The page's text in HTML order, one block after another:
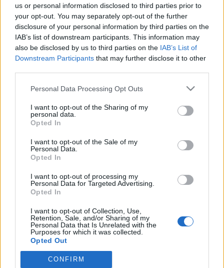
us or personal information disclosed to third parties prior to
your opt-out. You may separately opt-out of the further
disclosure of your personal information by third parties on the
IAB’s list of downstream participants. This information may
also be disclosed by us to third parties on the IAB’s List of
Downstream Participants that may further disclose it to other
Please note that this website/app uses one or more Google
not limited to your visit or usage behaviour. You may click to
grant or deny consent to Google and its third-party tags to
use your data for below specified purposes in below Google
consent section.
Personal Data Processing Opt Outs
I want to opt-out of the Sharing of my
personal data.
Opted In
I want to opt-out of the Sale of my
Personal Data.
Opted In
I want to opt-out of processing my
Personal Data for Targeted Advertising.
Opted In
I want to opt-out of Collection, Use,
Retention, Sale, and/or Sharing of my
Personal Data that Is Unrelated with the
Purposes for which it was collected.
Opted Out
Google consents
CONFIRM
Németh Miklós lehet az MJSZ elnöke
F. Kapus•2010. június 05.
A Studniczky Ferenc távozásával megüresedő elnöki
posztra egy jelölt van, tájékoztatta blogunkat az
MJSZ jelölőbizottságának elnöke, Hudák János
azután, hogy péntek délelőtt személyesen is
vezérigazgatója egyértelműen…
Júniusban tisztújítás lesz a
szövetségben
2010 első félévében lejár a magyar
jégkorongszövetség elnökségének és elnökének
mandátuma. A tisztújító közgyűlés időpontjáról a
május 10-ei elnökségi ülés dönt, a jelenlegi tervek
szerint június 14-én kerül sor a választásra. A dolgok
menetéről az alapszabály…